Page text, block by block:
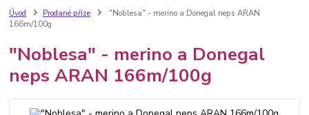
Úvod Prodané příze
"Noblesa" - merino a Donegal neps ARAN
166m/100g
"Noblesa" - merino a Donegal
neps ARAN 166m/100g